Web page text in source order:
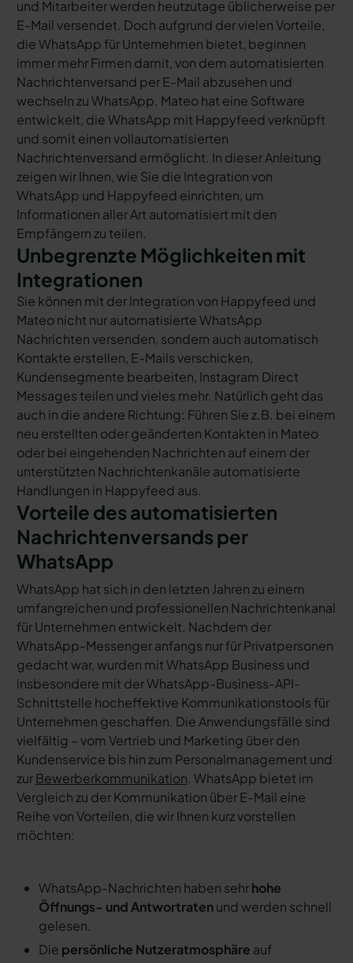
und Mitarbeiter werden heutzutage üblicherweise per
E-Mail versendet. Doch aufgrund der vielen Vorteile,
die WhatsApp für Unternehmen bietet, beginnen
immer mehr Firmen damit, von dem automatisierten
Nachrichtenversand per E-Mail abzusehen und
wechseln zu WhatsApp. Mateo hat eine Software
entwickelt, die WhatsApp mit Happyfeed verknüpft
und somit einen vollautomatisierten
Nachrichtenversand ermöglicht. In dieser Anleitung
zeigen wir Ihnen, wie Sie die Integration von
WhatsApp und Happyfeed einrichten, um
Informationen aller Art automatisiert mit den
Empfängern zu teilen.
Unbegrenzte Möglichkeiten mit
Integrationen
Sie können mit der Integration von Happyfeed und
Mateo nicht nur automatisierte WhatsApp
Nachrichten versenden, sondern auch automatisch
Kontakte erstellen, E-Mails verschicken,
Kundensegmente bearbeiten, Instagram Direct
Messages teilen und vieles mehr. Natürlich geht das
auch in die andere Richtung: Führen Sie z.B. bei einem
neu erstellten oder geänderten Kontakten in Mateo
oder bei eingehenden Nachrichten auf einem der
unterstützten Nachrichtenkanäle automatisierte
Handlungen in Happyfeed aus.
Vorteile des automatisierten
Nachrichtenversands per
WhatsApp
WhatsApp hat sich in den letzten Jahren zu einem
umfangreichen und professionellen Nachrichtenkanal
für Unternehmen entwickelt. Nachdem der
WhatsApp-Messenger anfangs nur für Privatpersonen
gedacht war, wurden mit WhatsApp Business und
insbesondere mit der WhatsApp-Business-API-
Schnittstelle hocheffektive Kommunikationstools für
Unternehmen geschaffen. Die Anwendungsfälle sind
vielfältig – vom Vertrieb und Marketing über den
Kundenservice bis hin zum Personalmanagement und
zurBewerberkommunikation. WhatsApp bietet im
Vergleich zu der Kommunikation über E-Mail eine
Reihe von Vorteilen, die wir Ihnen kurz vorstellen
möchten:
WhatsApp-Nachrichten haben sehrhohe
Öffnungs- und Antwortratenund werden schnell
gelesen.
Die persönliche Nutzeratmosphäre auf